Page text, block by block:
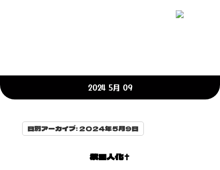
2024 5月 09
日別アーカイブ: 2024年5月9日
紫星人化✝️